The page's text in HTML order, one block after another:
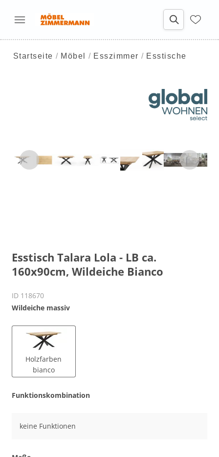
Startseite Möbel Esszimmer Esstische
Esstisch Talara Lola - LB ca.
160x90cm, Wildeiche Bianco
ID 118670
Wildeiche massiv
Holzfarben
bianco
Funktionskombination
keine Funktionen